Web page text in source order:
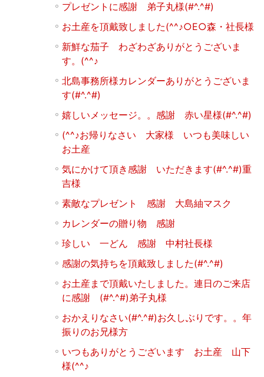
プレゼントに感謝 弟子丸様(#^.^#)
お土産を頂戴致しました(^^♪○E○森・社長様
新鮮な茄子 わざわざありがとうございま
す。(^^♪
北島事務所様カレンダーありがとうございま
す(#^.^#)
嬉しいメッセージ。。感謝 赤い星様(#^.^#)
(^^♪お帰りなさい 大家様 いつも美味しい
お土産
気にかけて頂き感謝 いただきます(#^.^#)重
吉様
素敵なプレゼント 感謝 大島紬マスク
カレンダーの贈り物 感謝
珍しい 一どん 感謝 中村社長様
感謝の気持ちを頂戴致しました(#^.^#)
お土産まで頂戴いたしました。連日のご来店
に感謝 (#^.^#)弟子丸様
おかえりなさい(#^.^#)お久しぶりです。。年
振りのお兄様方
いつもありがとうございます お土産 山下
様(^^♪